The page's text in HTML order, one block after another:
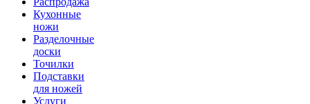
Кухонные
ножи
Разделочные
доски
Точилки
Подставки
для ножей
Услуги